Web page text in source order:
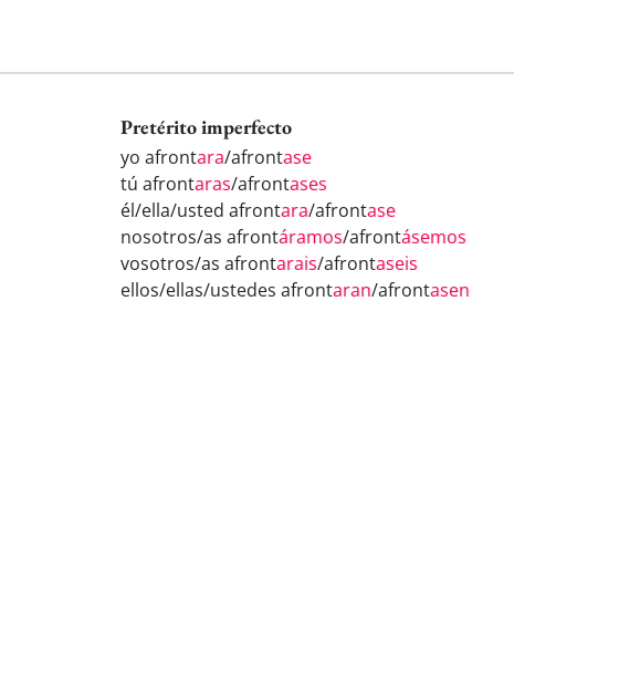
Pretérito imperfecto
yo afrontara/afrontase
tú afrontaras/afrontases
él/ella/usted afrontara/afrontase
nosotros/as afrontáramos/afrontásemos
vosotros/as afrontarais/afrontaseis
ellos/ellas/ustedes afrontaran/afrontasen